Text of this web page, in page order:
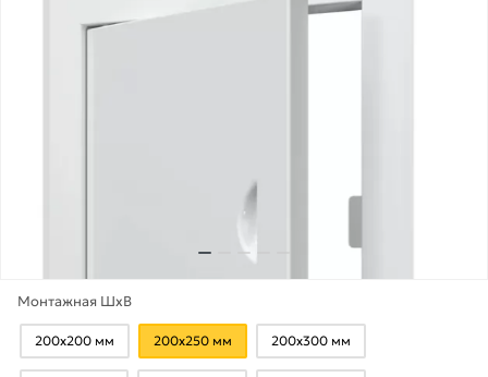
Монтажная ШхВ
200х200 мм 200х250 мм 200х300 мм